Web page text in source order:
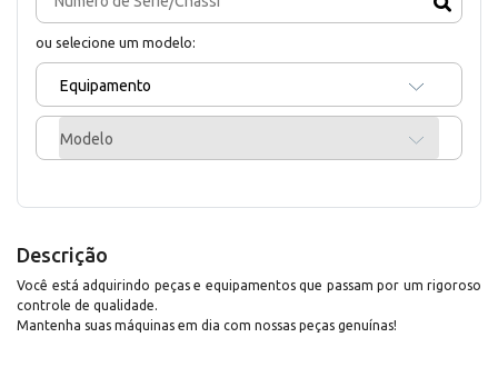
ou selecione um modelo:
Equipamento
Modelo
Descrição
Você está adquirindo peças e equipamentos que passam por um rigoroso
controle de qualidade.
Mantenha suas máquinas em dia com nossas peças genuínas!